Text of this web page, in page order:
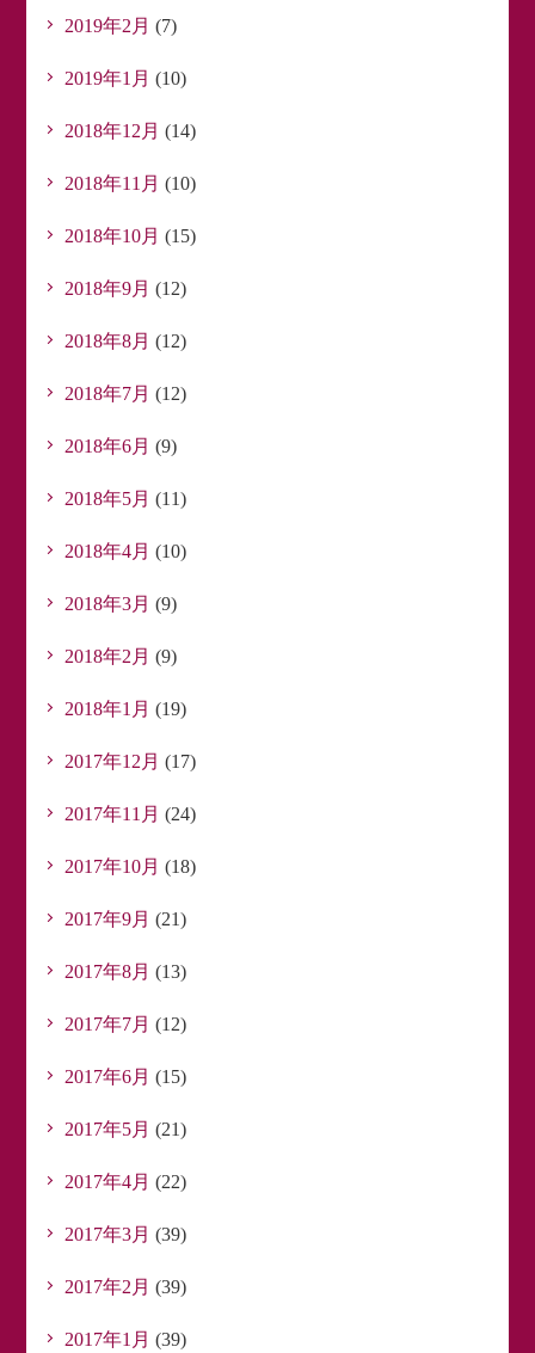
2019年2月 (7)
2019年1月 (10)
2018年12月 (14)
2018年11月 (10)
2018年10月 (15)
2018年9月 (12)
2018年8月 (12)
2018年7月 (12)
2018年6月 (9)
2018年5月 (11)
2018年4月 (10)
2018年3月 (9)
2018年2月 (9)
2018年1月 (19)
2017年12月 (17)
2017年11月 (24)
2017年10月 (18)
2017年9月 (21)
2017年8月 (13)
2017年7月 (12)
2017年6月 (15)
2017年5月 (21)
2017年4月 (22)
2017年3月 (39)
2017年2月 (39)
2017年1月 (39)